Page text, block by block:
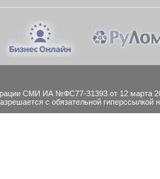
СМИ ИА №ФС77-31393 от 12 марта
с обязательной гиперссылкой